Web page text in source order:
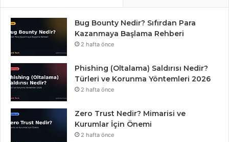
Bug Bounty Nedir? Sıfırdan Para
Kazanmaya Başlama Rehberi
2 hafta önce
Phishing (Oltalama) Saldırısı Nedir?
Türleri ve Korunma Yöntemleri 2026
2 hafta önce
Zero Trust Nedir? Mimarisi ve
Kurumlar İçin Önemi
2 hafta önce